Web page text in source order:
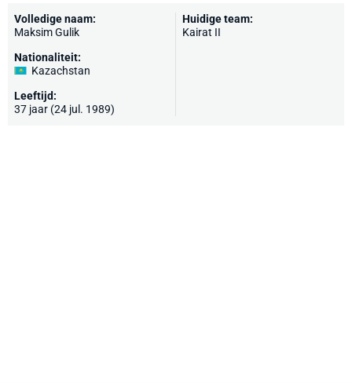
Volledige naam:
Maksim Gulik
Nationaliteit:
Kazachstan
Leeftijd:
37 jaar (24 jul. 1989)
Huidige team:
Kairat II